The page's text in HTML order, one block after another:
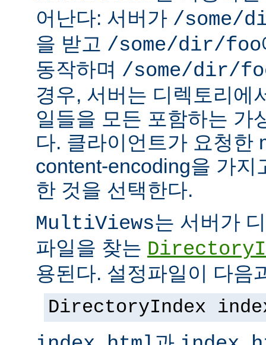
어난다: 서버가 /some/
을 받고 /some/dir/foo
동작하며 /some/dir/
경우, 서버는 디렉토리에
일들을 모든 포함하는 가
다. 클라이언트가 요청한
content-encoding을 가지
한 것을 선택한다.
MultiViews는 서버가
파일을 찾는
용된다. 설정파일이 다음
DirectoryIndex